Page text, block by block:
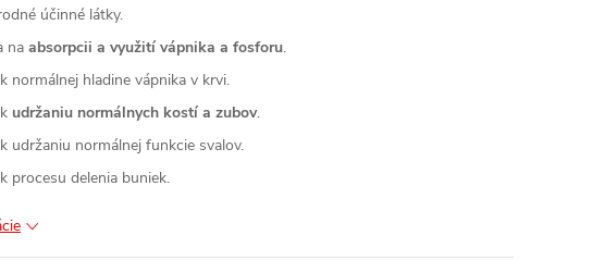
účinné látky.
na absorpcii a využití vápnika a fosforu.
normálnej hladine vápnika v krvi.
udržaniu normálnych kostí a zubov.
udržaniu normálnej funkcie svalov.
procesu delenia buniek.